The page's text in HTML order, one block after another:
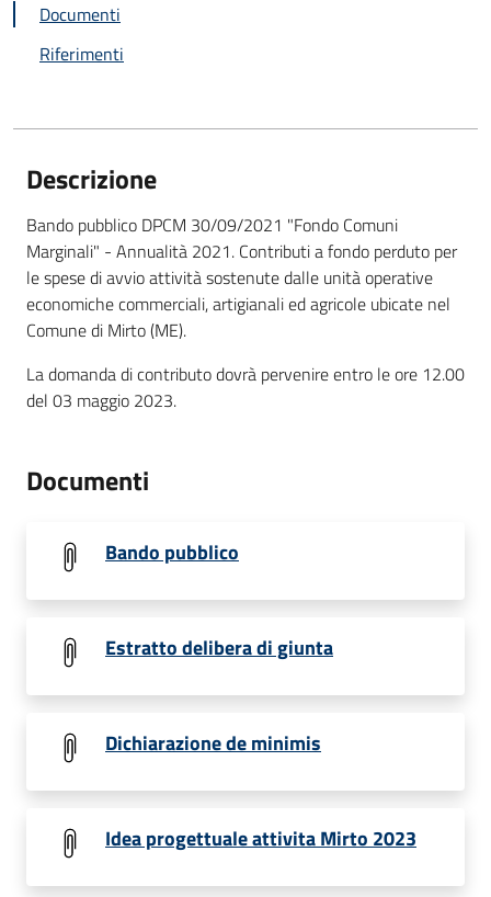
Documenti
Riferimenti
Descrizione
Bando pubblico DPCM 30/09/2021 "Fondo Comuni
Marginali" - Annualità 2021. Contributi a fondo perduto per
le spese di avvio attività sostenute dalle unità operative
economiche commerciali, artigianali ed agricole ubicate nel
Comune di Mirto (ME).
La domanda di contributo dovrà pervenire entro le ore 12.00
del 03 maggio 2023.
Documenti
Bando pubblico
Estratto delibera di giunta
Dichiarazione de minimis
Idea progettuale attivita Mirto 2023